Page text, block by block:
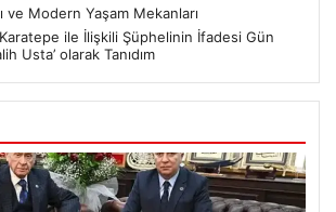
ve Modern Yaşam Mekanları
Karatepe ile İlişkili Şüphelinin İfadesi Gün
Usta’ olarak Tanıdım